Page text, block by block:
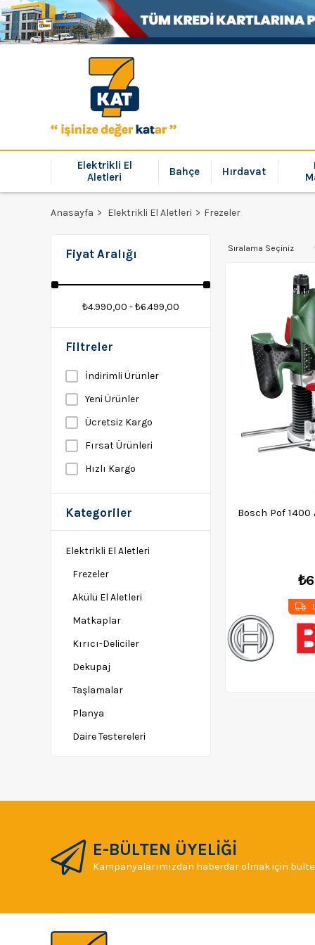
Elektrikli El
Aletleri
Bahçe Hırdavat
Anasayfa Elektrikli El Aletleri Frezeler
Fiyat Aralığı
₺4.990,00 - ₺6.499,00
Filtreler
İndirimli Ürünler
Yeni Ürünler
Ücretsiz Kargo
Fırsat Ürünleri
Hızlı Kargo
Kategoriler
Elektrikli El Aletleri
Frezeler
Akülü El Aletleri
Matkaplar
Kırıcı-Deliciler
Dekupaj
Taşlamalar
Planya
Daire Testereleri
Makinaları
Dijital Ölçü Aletleri
Titreşimli Zımpara
Zımba Makinaları
Bosch Pof
E-BÜLTEN ÜYELİĞİ
Kampanyalarımızdan haberdar olmak için